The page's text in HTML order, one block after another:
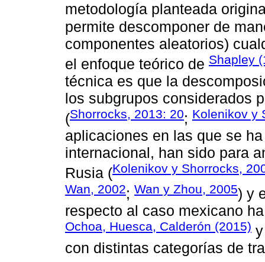
metodología planteada
permite descomponer de
componentes aleatorios)
el enfoque teórico de Shapley
técnica es que la
los subgrupos considerados
(Shorrocks, 2013: 20; Kolenikov y
aplicaciones en las que se
internacional, han sido para
Rusia (Kolenikov y Shorrocks,
Wan, 2002; Wan y Zhou, 2005) y
respecto al caso mexicano
Ochoa, Huesca, Calderón (2015)
con distintas categorías de